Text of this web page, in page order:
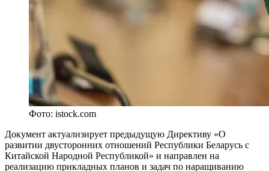
Фото: istock.com
Документ актуализирует предыдущую Директиву «О
развитии двусторонних отношений Республики Беларусь с
Китайской Народной Республикой» и направлен на
реализацию прикладных планов и задач по наращиванию